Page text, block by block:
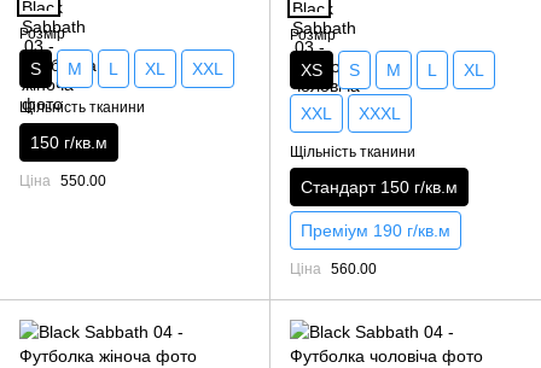
Розмір
S M L XL XXL
Щільність тканини
150 г/кв.м
Ціна 550.00
Розмір
XS S M L XL
XXL XXXL
Щільність тканини
Стандарт 150 г/кв.м
Преміум 190 г/кв.м
Ціна 560.00